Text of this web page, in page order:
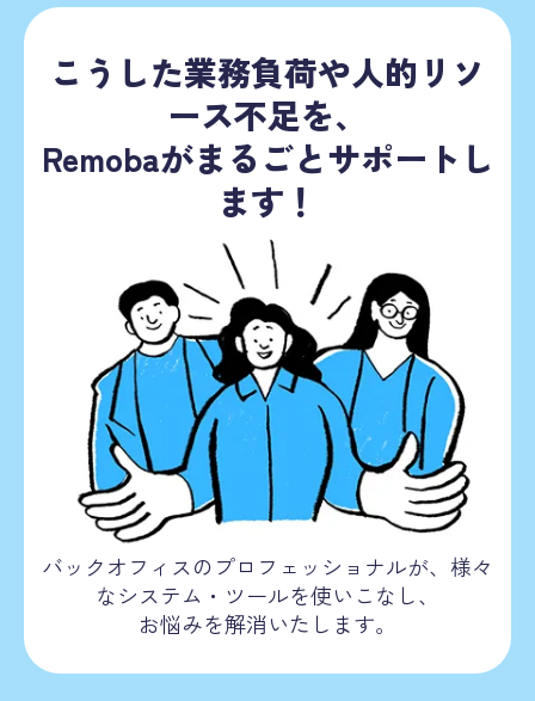
こうした業務負荷や人的リソ
ース不足を、
Remobaがまるごとサポートし
ます！
バックオフィスのプロフェッショナルが、様々
なシステム・ツールを使いこなし、
お悩みを解消いたします。